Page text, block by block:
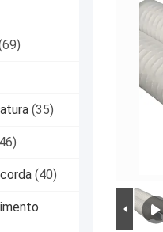
(35)
(40)